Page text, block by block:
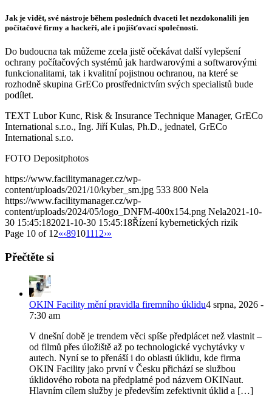
Jak je vidět, své nástroje během posledních dvaceti let nezdokonalili jen
počítačové firmy a hackeři, ale i pojišťovací společnosti.
Do budoucna tak můžeme zcela jistě očekávat další vylepšení
ochrany počítačových systémů jak hardwarovými a softwarovými
funkcionalitami, tak i kvalitní pojistnou ochranou, na které se
rozhodně skupina GrECo prostřednictvím svých specialistů bude
podílet.
TEXT Lubor Kunc, Risk & Insurance Technique Manager, GrECo
International s.r.o., Ing. Jiří Kulas, Ph.D., jednatel, GrECo
International s.r.o.
FOTO Depositphotos
https://www.facilitymanager.cz/wp-
content/uploads/2021/10/kyber_sm.jpg 533 800 Nela
https://www.facilitymanager.cz/wp-
content/uploads/2024/05/logo_DNFM-400x154.png Nela2021-10-
30 15:45:182021-10-30 15:45:18Řízení kybernetických rizik
Page 10 of 12«‹89101112›»
Přečtěte si
OKIN Facility mění pravidla firemního úklidu4 srpna, 2026 -
7:30 am
V dnešní době je trendem věci spíše předplácet než vlastnit –
od filmů přes úložiště až po technologické vychytávky v
autech. Nyní se to přenáší i do oblasti úklidu, kde firma
OKIN Facility jako první v Česku přichází se službou
úklidového robota na předplatné pod názvem OKINaut.
Hlavním cílem služby je především zefektivnit úklid a […]